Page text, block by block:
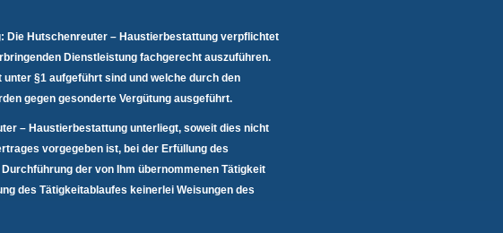
Die Hutschenreuter – Haustierbestattung verpflichtet
Dienstleistung fachgerecht auszuführen.
§1 aufgeführt sind und welche durch den
gegen gesonderte Vergütung ausgeführt.
– Haustierbestattung unterliegt, soweit dies nicht
vorgegeben ist, bei der Erfüllung des
der von Ihm übernommenen Tätigkeit
des Tätigkeitablaufes keinerlei Weisungen des